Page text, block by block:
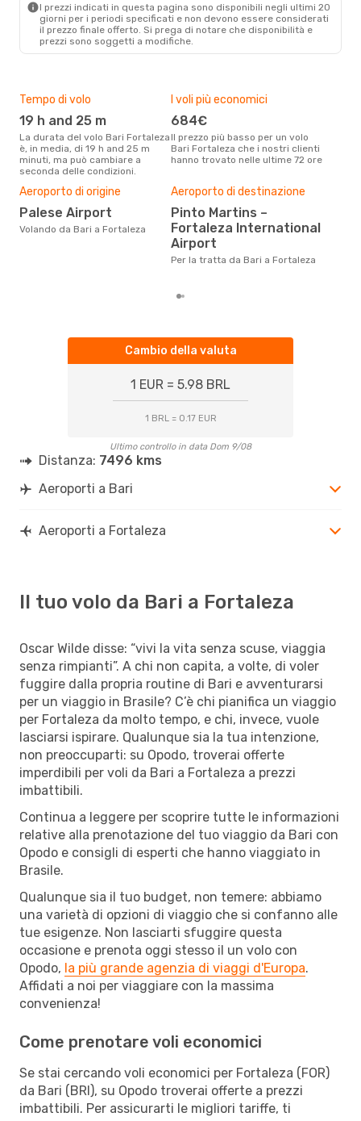
I prezzi indicati in questa pagina sono disponibili negli ultimi 20
giorni per i periodi specificati e non devono essere considerati
il ​​prezzo finale offerto. Si prega di notare che disponibilità e
prezzi sono soggetti a modifiche.
Tempo di volo
19 h and 25 m
La durata del volo Bari Fortaleza
è, in media, di 19 h and 25 m
minuti, ma può cambiare a
seconda delle condizioni.
I voli più economici
684€
Il prezzo più basso per un volo
Bari Fortaleza che i nostri clienti
hanno trovato nelle ultime 72 ore
Aeroporto di origine
Palese Airport
Volando da Bari a Fortaleza
Aeroporto di destinazione
Pinto Martins –
Fortaleza International
Airport
Per la tratta da Bari a Fortaleza
Cambio della valuta
1 EUR = 5.98 BRL
1 BRL = 0.17 EUR
Ultimo controllo in data Dom 9/08
Distanza: 7496 kms
Aeroporti a Bari
Aeroporti a Fortaleza
Il tuo volo da Bari a Fortaleza
Oscar Wilde disse: “vivi la vita senza scuse, viaggia
senza rimpianti”. A chi non capita, a volte, di voler
fuggire dalla propria routine di Bari e avventurarsi
per un viaggio in Brasile? C’è chi pianifica un viaggio
per Fortaleza da molto tempo, e chi, invece, vuole
lasciarsi ispirare. Qualunque sia la tua intenzione,
non preoccuparti: su Opodo, troverai offerte
imperdibili per voli da Bari a Fortaleza a prezzi
imbattibili.
Continua a leggere per scoprire tutte le informazioni
relative alla prenotazione del tuo viaggio da Bari con
Opodo e consigli di esperti che hanno viaggiato in
Brasile.
Qualunque sia il tuo budget, non temere: abbiamo
una varietà di opzioni di viaggio che si confanno alle
tue esigenze. Non lasciarti sfuggire questa
occasione e prenota oggi stesso il un volo con
Opodo, la più grande agenzia di viaggi d'Europa.
Affidati a noi per viaggiare con la massima
convenienza!
Come prenotare voli economici
Se stai cercando voli economici per Fortaleza (FOR)
da Bari (BRI), su Opodo troverai offerte a prezzi
imbattibili. Per assicurarti le migliori tariffe, ti